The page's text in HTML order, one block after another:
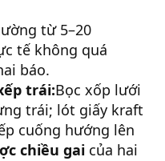
từ 5–20
tế không quá
báo.
trái:Bọc xốp lưới
trái; lót giấy kraft
cuống hướng lên
chiều gai của hai